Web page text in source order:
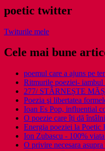
poetic twitter
Twiturile mele
Cele mai bune
poemul care a ajuns pe
Ritmurile poeziei- iambul
277/ STÂRNEȘTE
Poezia şi libertatea
Ioan Es Pop, influential
O poezie care îți dă
Energia poeziei la Poetic
Ion Zubascu - 100%
O privire necesara